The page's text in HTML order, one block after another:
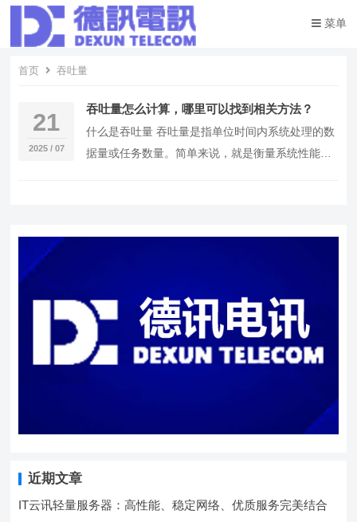
菜单
首页 吞吐量
21
2025 / 07
吞吐量怎么计算，哪里可以找到相关方法？
什么是吞吐量 吞吐量是指单位时间内系统处理的数
据量或任务数量。简单来说，就是衡量系统性能的
近期文章
IT云讯轻量服务器：高性能、稳定网络、优质服务完美结合